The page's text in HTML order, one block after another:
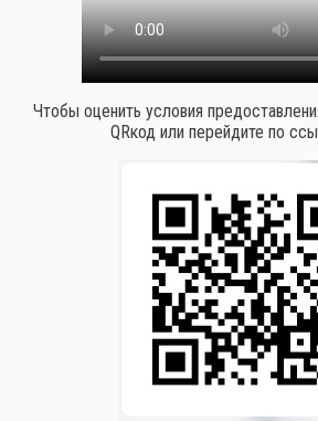
Чтобы оценить условия
QRкод или перейдите по